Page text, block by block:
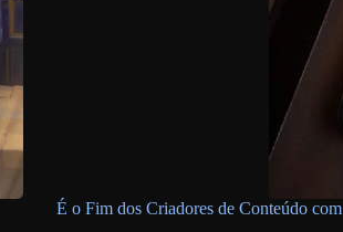
É o Fim dos Criadores de Conteúdo